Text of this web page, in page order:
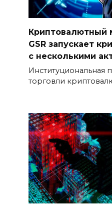
Криптовалютный
GSR запускает
с несколькими
Институциональная
торговли